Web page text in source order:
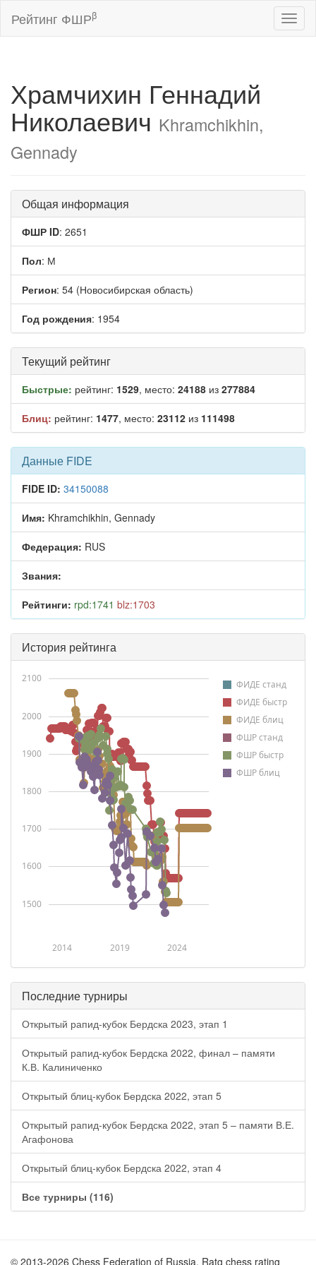
Рейтинг ФШРβ
Храмчихин Геннадий
Николаевич Khramchikhin,
Gennady
Общая информация
ФШР ID: 2651
Пол: М
Регион: 54 (Новосибирская область)
Год рождения: 1954
Текущий рейтинг
Быстрые: рейтинг: 1529, место: 24188 из 277884
Блиц: рейтинг: 1477, место: 23112 из 111498
Данные FIDE
FIDE ID: 34150088
Имя: Khramchikhin, Gennady
Федерация: RUS
Звания:
Рейтинги: rpd:1741 blz:1703
История рейтинга
ФИДЕ станд
ФИДЕ быстр
ФИДЕ блиц
ФШР станд
ФШР быстр
ФШР блиц
2014 2019 2024
1500
1600
1700
1800
1900
2000
2100
Последние турниры
Открытый рапид-кубок Бердска 2023, этап 1
Открытый рапид-кубок Бердска 2022, финал – памяти
К.В. Калиниченко
Открытый блиц-кубок Бердска 2022, этап 5
Открытый рапид-кубок Бердска 2022, этап 5 – памяти В.Е.
Агафонова
Открытый блиц-кубок Бердска 2022, этап 4
Все турниры (116)
© 2013-2026 Chess Federation of Russia. Ratg chess rating